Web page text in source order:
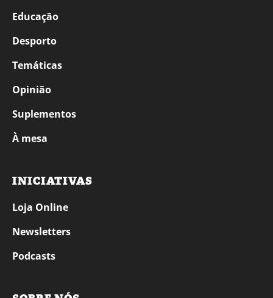
Educação
Desporto
Temáticas
Opinião
Suplementos
À mesa
INICIATIVAS
Loja Online
Newsletters
Podcasts